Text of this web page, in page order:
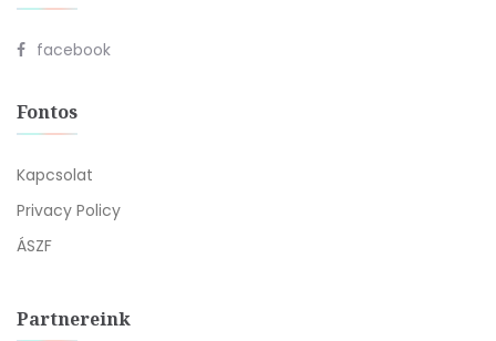
facebook
Fontos
Kapcsolat
Privacy Policy
ÁSZF
Partnereink